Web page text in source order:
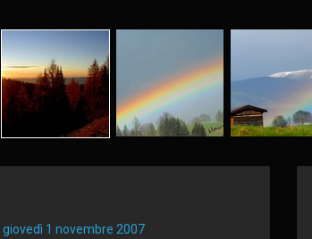
giovedì 1 novembre 2007